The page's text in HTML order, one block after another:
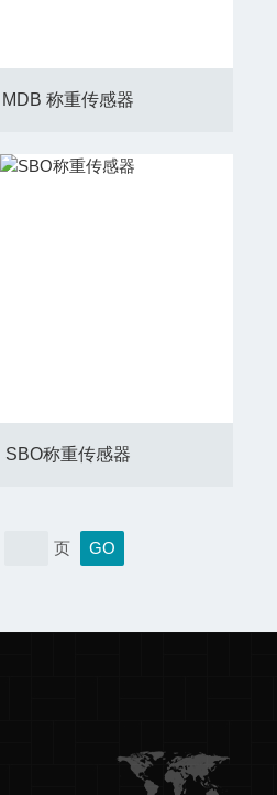
MDB 称重传感器
SBO称重传感器
页